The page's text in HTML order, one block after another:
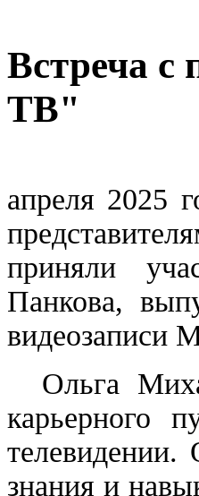
Встреча с
ТВ"
апреля 2025
приняли
Панкова,
видеозаписи
Ольга
карьерного
телевидении.
знания и